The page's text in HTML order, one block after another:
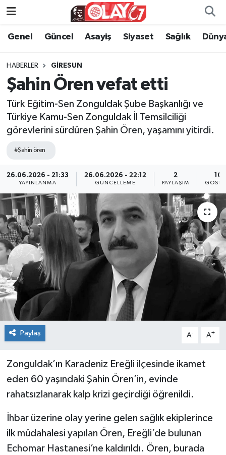
Genel Güncel Asayiş Siyaset Sağlık
HABERLER GIRESUN
Şahin Ören vefat etti
Türk Eğitim-Sen Zonguldak Şube Başkanlığı ve
Türkiye Kamu-Sen Zonguldak İl Temsilciliği
görevlerini sürdüren Şahin Ören, yaşamını yitirdi.
#Şahin ören
26.06.2026 - 21:33
YAYINLANMA
26.06.2026 - 22:12
GÜNCELLEME
2
PAYLAŞIM
105
Paylaş A- A+
Zonguldak’ın Karadeniz Ereğli ilçesinde ikamet
eden 60 yaşındaki Şahin Ören’in, evinde
rahatsızlanarak kalp krizi geçirdiği öğrenildi.
İhbar üzerine olay yerine gelen sağlık ekiplerince
ilk müdahalesi yapılan Ören, Ereğli’de bulunan
Echomar Hastanesi’ne kaldırıldı. Ören, burada
KATEGORİSİZ
ANA SAYFA
Genel
Güncel
Sağlık
Kültür Sanat
Dünya
Spor
Bilim veTeknoloji
Eğitim
haber ara
Günün Haberleri
Yazarlarımız
Genel
Güncel
Asayiş
Siyaset
Kültür Sanat
Eğitim
Spor
Zonguldak Nöbetçi Eczaneler
Zonguldak Hava Durumu
Zonguldak Namaz Vakitleri
Zonguldak Trafik Yoğunluk Haritası
Son Dakika Haberleri
Haber Arşivi